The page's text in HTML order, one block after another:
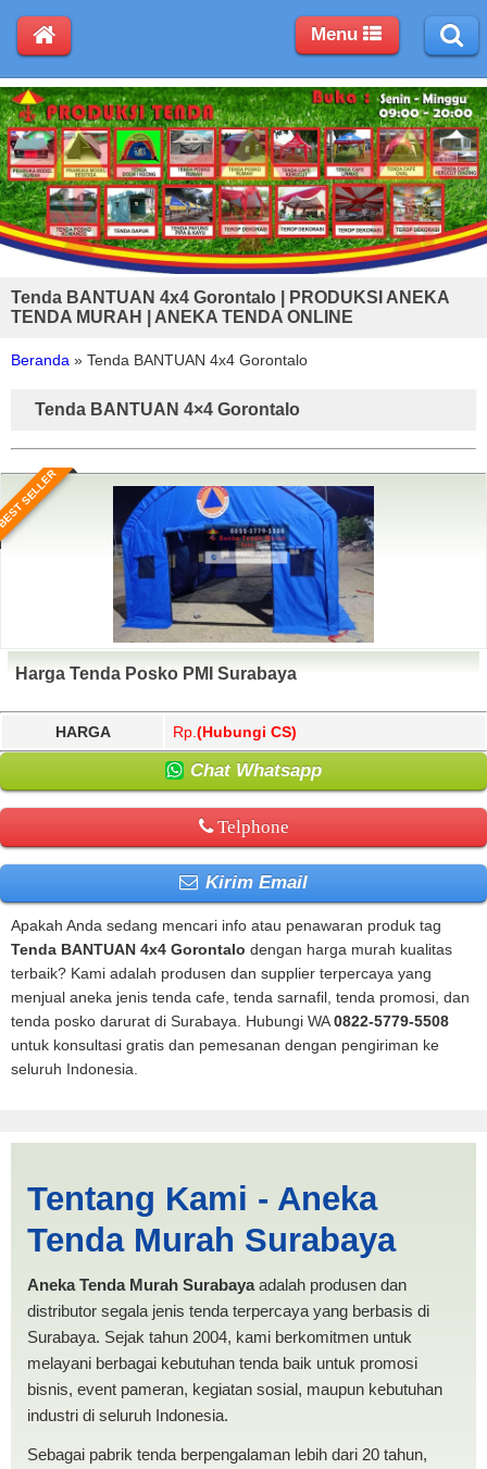
Tenda BANTUAN 4x4 Gorontalo | PRODUKSI ANEKA
TENDA MURAH | ANEKA TENDA ONLINE
Beranda » Tenda BANTUAN 4x4 Gorontalo
Tenda BANTUAN 4×4 Gorontalo
SELLER
Harga Tenda Posko PMI Surabaya
HARGA Rp. (Hubungi CS)
Chat Whatsapp
Telphone
Kirim Email
Apakah Anda sedang mencari info atau penawaran produk tag
Tenda BANTUAN 4x4 Gorontalo dengan harga murah kualitas
terbaik? Kami adalah produsen dan supplier terpercaya yang
menjual aneka jenis tenda cafe, tenda sarnafil, tenda promosi, dan
tenda posko darurat di Surabaya. Hubungi WA0822-5779-5508
untuk konsultasi gratis dan pemesanan dengan pengiriman ke
seluruh Indonesia.
Gorontalo | PRODUKSI
ANEKA TENDA MURAH
Tentang Kami - Aneka
Tenda Murah Surabaya
Aneka Tenda Murah Surabayaadalah produsen dan
distributor segala jenis tenda terpercaya yang berbasis di
Surabaya. Sejak tahun 2004, kami berkomitmen untuk
melayani berbagai kebutuhan tenda baik untuk promosi
bisnis, event pameran, kegiatan sosial, maupun kebutuhan
industri di seluruh Indonesia.
Sebagai pabrik tenda berpengalaman lebih dari 20 tahun,
Menu